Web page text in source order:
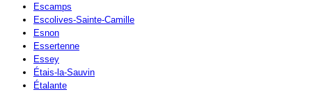
Escamps
Escolives-Sainte-Camille
Esnon
Essertenne
Essey
Étais-la-Sauvin
Étalante